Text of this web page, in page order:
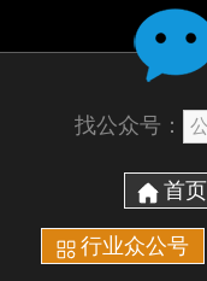
找公众号：
首页
行业众公号